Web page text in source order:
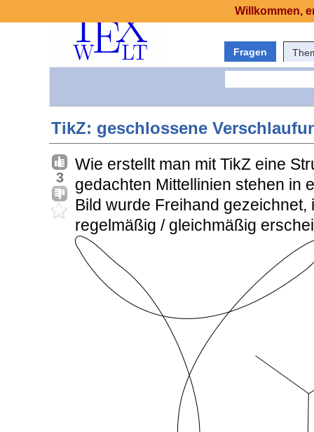
Fragen
TikZ: geschlossene
3
Wie erstellt man mit TikZ eine
gedachten Mittellinien stehen in
Bild wurde Freihand
regelmäßig / gleichmäßig
Willkommen,